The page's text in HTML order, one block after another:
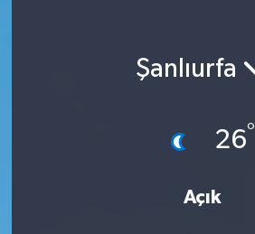
Şanlıurfa
26°
Açık